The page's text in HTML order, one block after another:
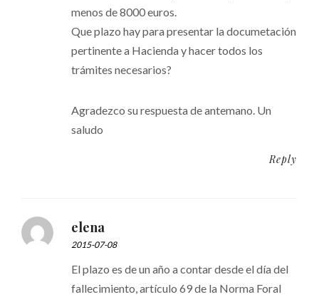
menos de 8000 euros.
Que plazo hay para presentar la documetación
pertinente a Hacienda y hacer todos los
trámites necesarios?
Agradezco su respuesta de antemano. Un
saludo
Reply
elena
2015-07-08
El plazo es de un año a contar desde el día del
fallecimiento, artículo 69 de la Norma Foral